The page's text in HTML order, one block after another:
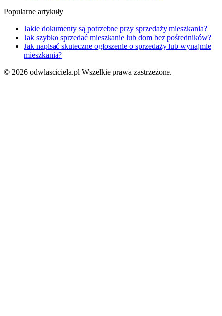
Popularne artykuły
Jakie dokumenty są potrzebne przy sprzedaży mieszkania?
Jak szybko sprzedać mieszkanie lub dom bez pośredników?
Jak napisać skuteczne ogłoszenie o sprzedaży lub wynajmie
mieszkania?
© 2026 odwlasciciela.pl Wszelkie prawa zastrzeżone.